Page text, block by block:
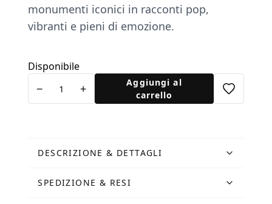
monumenti iconici in racconti pop,
vibranti e pieni di emozione.
Disponibile
− +
Aggiungi al
carrello
DESCRIZIONE & DETTAGLI
SPEDIZIONE & RESI